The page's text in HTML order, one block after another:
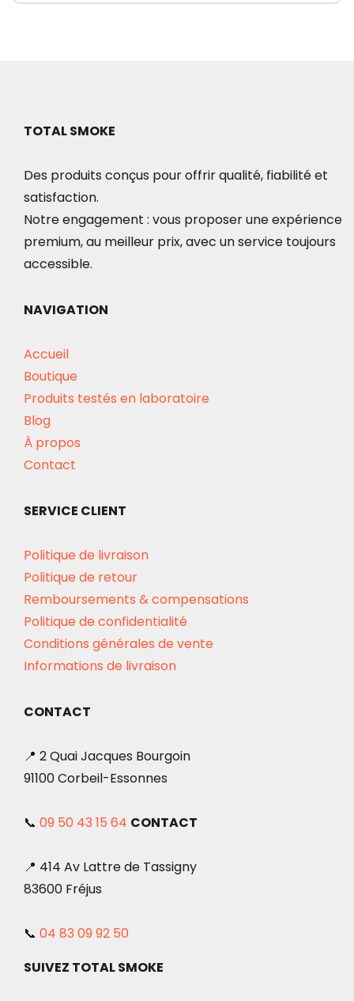
TOTAL SMOKE
Des produits conçus pour offrir qualité, fiabilité et
satisfaction.
Notre engagement : vous proposer une expérience
premium, au meilleur prix, avec un service toujours
accessible.
NAVIGATION
Accueil
Boutique
Produits testés en laboratoire
Blog
À propos
Contact
SERVICE CLIENT
Politique de livraison
Politique de retour
Remboursements & compensations
Politique de confidentialité
Conditions générales de vente
Informations de livraison
CONTACT
📍 2 Quai Jacques Bourgoin
91100 Corbeil-Essonnes
📞 09 50 43 15 64 CONTACT
📍 414 Av Lattre de Tassigny
83600 Fréjus
📞 04 83 09 92 50
SUIVEZ TOTAL SMOKE